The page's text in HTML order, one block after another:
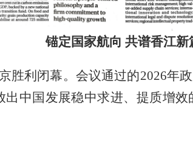
锚定国家航向 共谱香江新
胜利闭幕。会议通过的2026年
中国发展稳中求进、提质增